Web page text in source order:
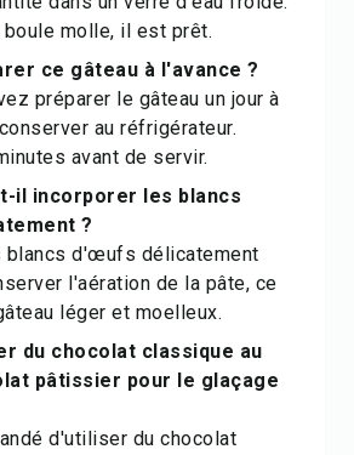
molle, il est prêt.
ce gâteau à l'avance ?
préparer le gâteau un jour à
au réfrigérateur.
avant de servir.
il incorporer les blancs
?
blancs d'œufs délicatement
l'aération de la pâte, ce
léger et moelleux.
du chocolat classique au
pâtissier pour le glaçage
d'utiliser du chocolat